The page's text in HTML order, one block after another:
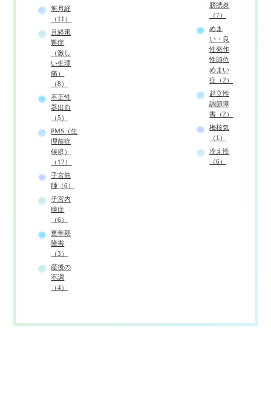
無月経
（11）
月経困
難症
（激し
い生理
痛）
（8）
不正性
器出血
（5）
PMS（生
理前症
候群）
（12）
子宮筋
腫（6）
子宮内
膜症
（6）
更年期
障害
（3）
産後の
不調
（4）
膀胱炎
（7）
めま
い・良
性発作
性頭位
めまい
症（2）
起立性
調節障
害（2）
梅核気
（1）
冷え性
（6）